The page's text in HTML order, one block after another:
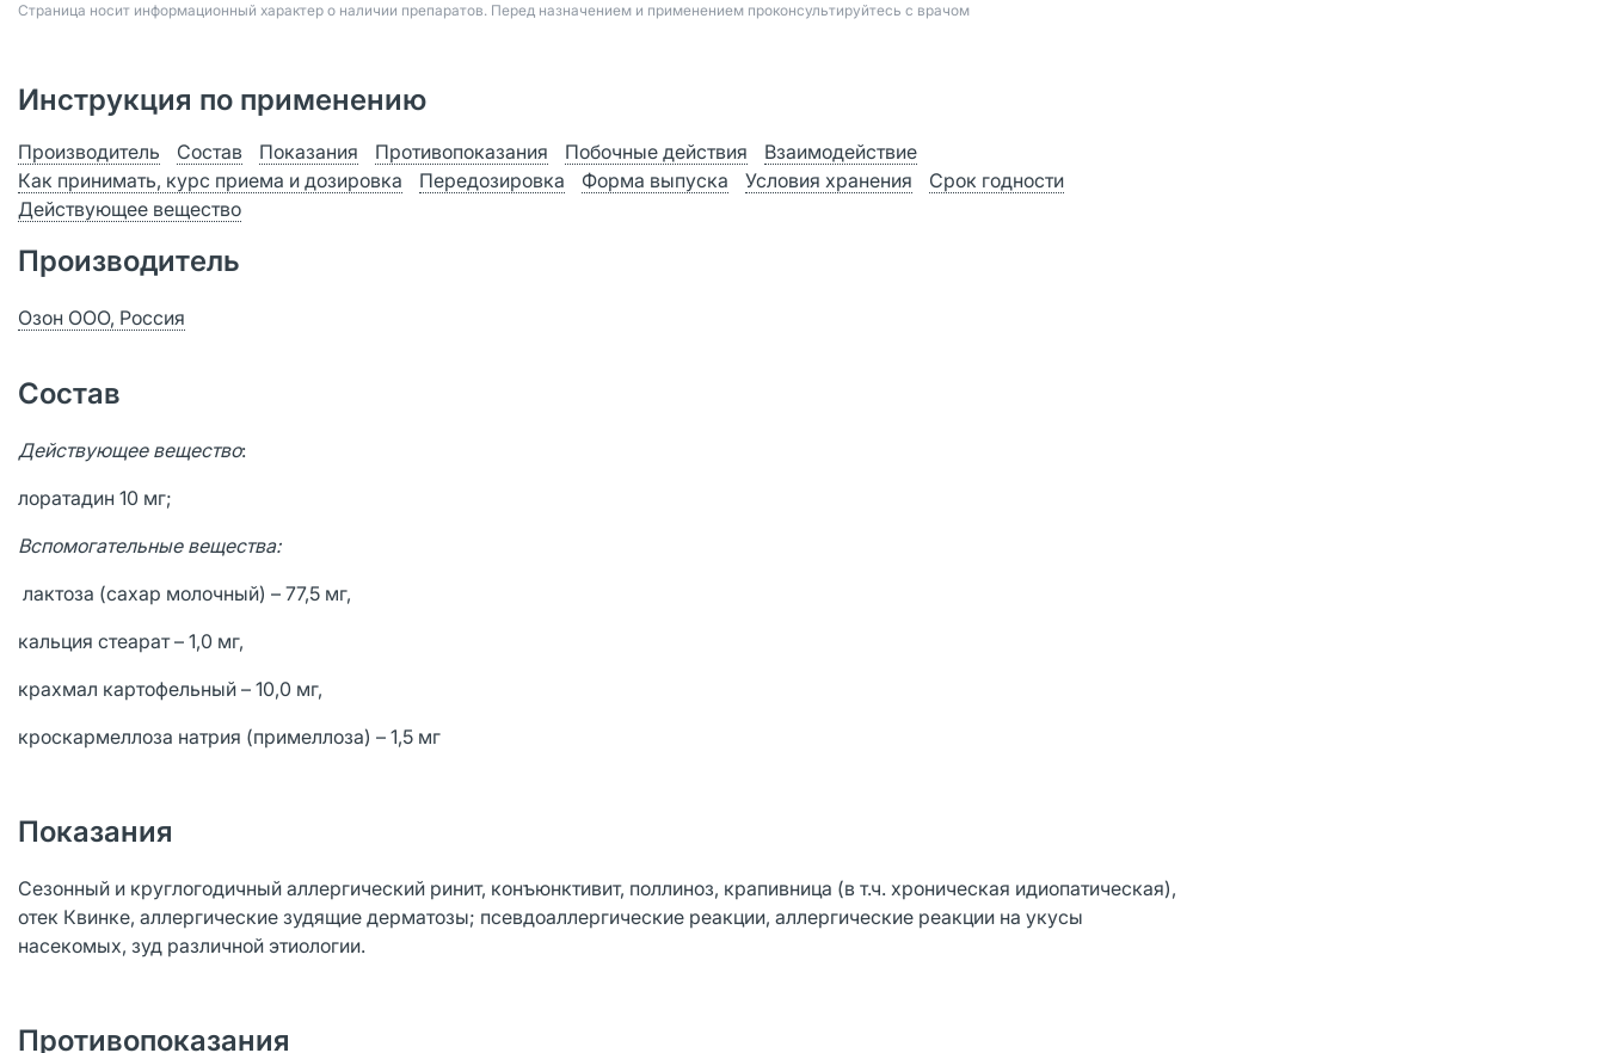
Страница носит информационный характер о наличии препаратов. Перед назначением и применением проконсультируйтесь с врачом
Инструкция по применению
Производитель Состав Показания Противопоказания Побочные действия
Взаимодействие
Как принимать, курс приема и дозировка
Передозировка Форма выпуска Условия хранения
Срок годности
Действующее вещество
Производитель
Озон ООО, Россия
Состав
Действующее вещество:
лоратадин 10 мг;
Вспомогательные вещества:
лактоза (сахар молочный) – 77,5 мг,
кальция стеарат – 1,0 мг,
крахмал картофельный – 10,0 мг,
кроскармеллоза натрия (примеллоза) – 1,5 мг
Показания
Сезонный и круглогодичный аллергический ринит, конъюнктивит, поллиноз, крапивница (в т.ч. хроническая идиопатическая),
отек Квинке, аллергические зудящие дерматозы; псевдоаллергические реакции, аллергические реакции на укусы
насекомых, зуд различной этиологии.
Противопоказания